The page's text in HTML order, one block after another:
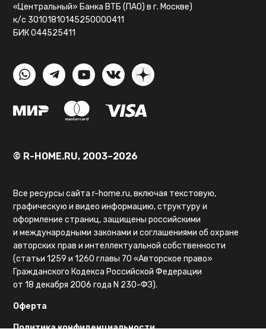
«Центральный» Банка ВТБ (ПАО) в г. Москве)
к/с 30101810145250000411
БИК 044525411
© R-HOME.RU, 2003–2026
Все ресурсы сайта r-home.ru, включая текстовую,
графическую и видео информацию, структуру и
оформление страниц, защищены российскими
и международными законами и соглашениями об охране
авторских прав и интеллектуальной собственности
(статьи 1259 и 1260 главы 70 «Авторское право»
Гражданского Кодекса Российской Федерации
от 18 декабря 2006 года N 230-ФЗ).
Оферта